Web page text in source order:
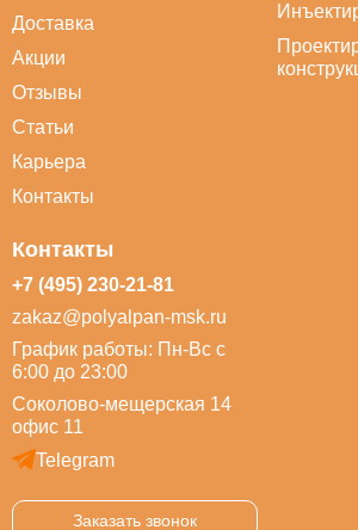
Доставка
Акции
Отзывы
Статьи
Карьера
Контакты
Контакты
+7 (495) 230-21-81
zakaz@polyalpan-msk.ru
График работы: Пн-Вс с
6:00 до 23:00
Соколово-мещерская 14
офис 11
Telegram
Заказать звонок